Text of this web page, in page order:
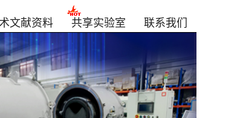
文献资料 共享实验室 联系我们